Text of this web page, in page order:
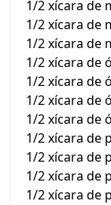
1/2 xícara de
1/2 xícara de
1/2 xícara de
1/2 xícara de
1/2 xícara de
1/2 xícara de
1/2 xícara de
1/2 xícara de
1/2 xícara de
1/2 xícara de
1/2 xícara de